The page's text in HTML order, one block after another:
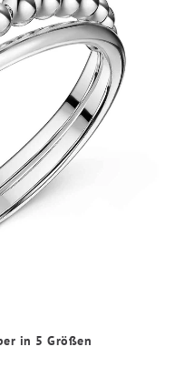
in 5 Größen